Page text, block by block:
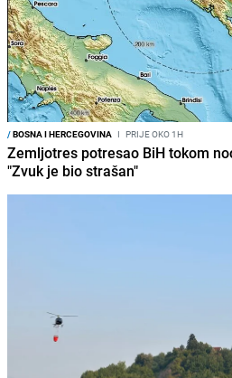
/BOSNA I HERCEGOVINA I PRIJE OKO 1H
Zemljotres potresao BiH tokom
"Zvuk je bio strašan"